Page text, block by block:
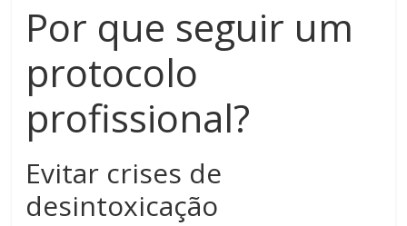
Por que seguir um
protocolo
profissional?
Evitar crises de
desintoxicação